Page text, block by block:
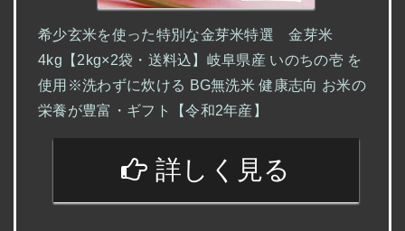
希少玄米を使った特別な金芽米特選 金芽米
4kg【2kg×2袋・送料込】岐阜県産 いのちの壱 を
使用※洗わずに炊ける BG無洗米 健康志向 お米の
栄養が豊富・ギフト【令和2年産】
詳しく見る